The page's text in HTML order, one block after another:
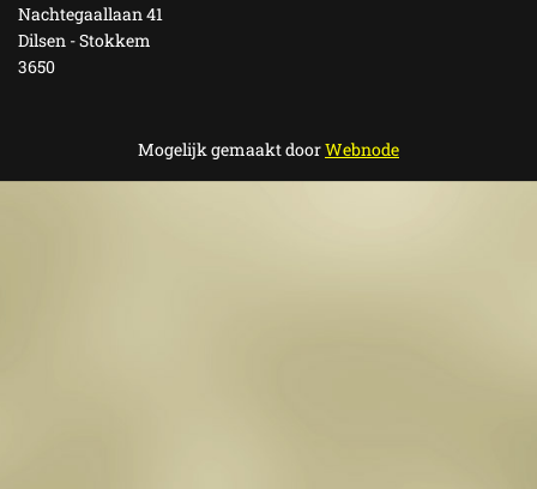
Nachtegaallaan 41
Dilsen - Stokkem
3650
Mogelijk gemaakt doorWebnode